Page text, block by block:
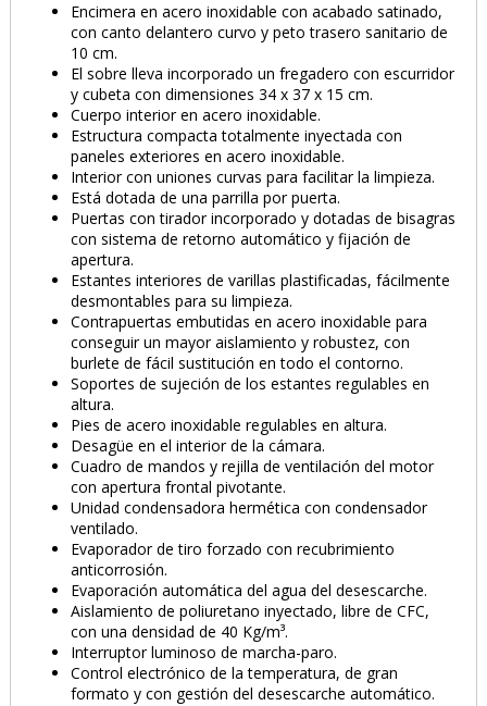
Encimera en acero inoxidable con acabado satinado,
con canto delantero curvo y peto trasero sanitario de
10 cm.
El sobre lleva incorporado un fregadero con escurridor
y cubeta con dimensiones 34 x 37 x 15 cm.
Cuerpo interior en acero inoxidable.
Estructura compacta totalmente inyectada con
paneles exteriores en acero inoxidable.
Interior con uniones curvas para facilitar la limpieza.
Está dotada de una parrilla por puerta.
Puertas con tirador incorporado y dotadas de bisagras
con sistema de retorno automático y fijación de
apertura.
Estantes interiores de varillas plastificadas, fácilmente
desmontables para su limpieza.
Contrapuertas embutidas en acero inoxidable para
conseguir un mayor aislamiento y robustez, con
burlete de fácil sustitución en todo el contorno.
Soportes de sujeción de los estantes regulables en
altura.
Pies de acero inoxidable regulables en altura.
Desagüe en el interior de la cámara.
Cuadro de mandos y rejilla de ventilación del motor
con apertura frontal pivotante.
Unidad condensadora hermética con condensador
ventilado.
Evaporador de tiro forzado con recubrimiento
anticorrosión.
Evaporación automática del agua del desescarche.
Aislamiento de poliuretano inyectado, libre de CFC,
con una densidad de 40 Kg/m³.
Interruptor luminoso de marcha-paro.
Control electrónico de la temperatura, de gran
formato y con gestión del desescarche automático.